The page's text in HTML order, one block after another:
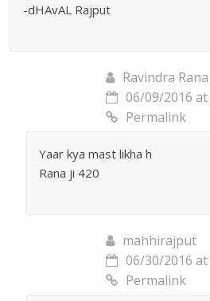
-dHAvAL Rajput
Ravindra Rana
06/09/2016 at
Permalink
Yaar kya mast likha h
Rana ji 420
mahhirajput
06/30/2016 at
Permalink